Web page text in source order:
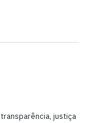
justiça